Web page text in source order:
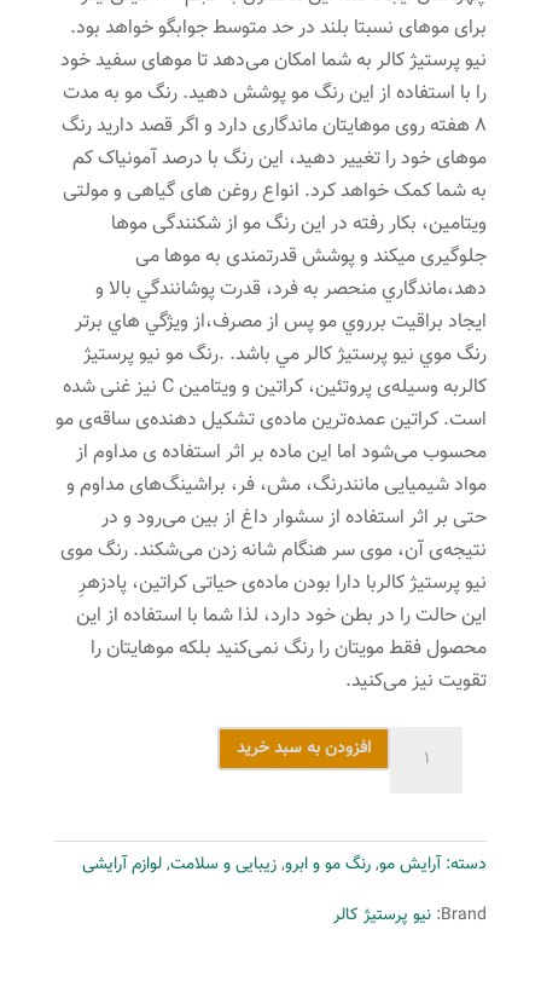
برای موهای نسبتا بلند در حد متوسط جوابگو خواهد بود.
نیو پرستیژ کالر به شما امکان می‌دهد تا موهای سفید خود
را با استفاده از این رنگ مو پوشش دهید. رنگ مو به مدت
8 هفته روی موهایتان ماندگاری دارد و اگر قصد دارید رنگ
موهای خود را تغییر دهید، این رنگ با درصد آمونیاک کم
به شما کمک خواهد کرد. انواع روغن های گیاهی و مولتی
ویتامین، بکار رفته در این رنگ مو از شکنندگی موها
جلوگیری میکند و پوشش قدرتمندی به موها می
دهد،ماندگاري منحصر به فرد، قدرت پوشانندگي بالا و
ايجاد براقيت برروي مو پس از مصرف،از ويژگي هاي برتر
رنگ موي نیو پرستیژ کالر مي باشد. .رنگ مو نیو پرستیژ
کالربه وسیله‌ی پروتئین، کراتین و ویتامین C نیز غنی شده
است. کراتین عمده‌ترین ماده‌ی تشکیل دهنده‌ی ساقه‌ی مو
محسوب می‌شود اما این ماده بر اثر استفاده ی مداوم از
مواد شیمیایی مانندرنگ، مش، فر، براشینگ‌های مداوم و
حتی بر اثر استفاده از سشوار داغ از بین می‌رود و در
نتیجه‌ی آن، موی سر هنگام شانه زدن می‌شکند. رنگ موی
نیو پرستیژ کالربا دارا بودن ماده‌ی حیاتی کراتین، پادزهرِ
این حالت را در بطن خود دارد، لذا شما با استفاده از این
محصول فقط مویتان را رنگ نمی‌کنید بلکه موهایتان را
تقویت نیز می‌کنید.
پرستیژ
کالر
سری
افزودن به سبد خرید
دسته:آرایش مو,رنگ مو و ابرو,زیبایی و سلامت,لوازم آرایشی
Brand: نیو پرستیژ کالر